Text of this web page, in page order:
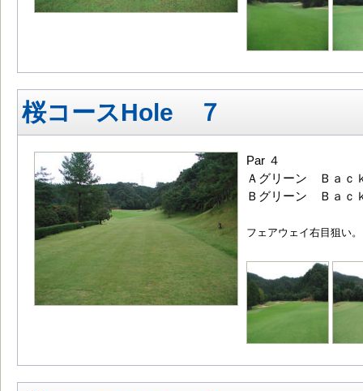
桜コースHole ７
Par ４
Ａグリーン Ｂａｃ
Ｂグリーン Ｂａｃ
フェアウェイ右目狙い。